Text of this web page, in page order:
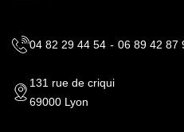
04 82 29 44 54 - 06 89 42 87
131 rue de criqui
69000 Lyon